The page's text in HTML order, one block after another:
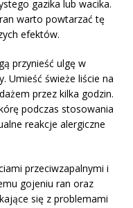
gazika lub wacika.
warto powtarzać tę
efektów.
przynieść ulgę w
Umieść świeże liście na
przez kilka godzin.
podczas stosowania
reakcje alergiczne
przeciwzapalnymi i
gojeniu ran oraz
się z problemami